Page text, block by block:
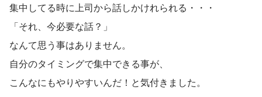
集中してる時に上司から話しかけれられる・・・
「それ、今必要な話？」
なんて思う事はありません。
自分のタイミングで集中できる事が、
こんなにもやりやすいんだ！と気付きました。